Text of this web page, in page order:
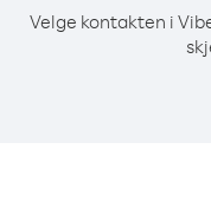
Velge kontakten i